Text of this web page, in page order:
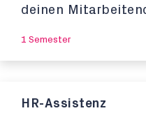
deinen
1 Semester
HR-Assistenz